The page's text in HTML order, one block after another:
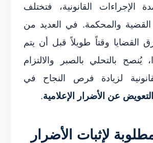
الإجراءات القانونية، فتختلف
والمحكمة. في العديد من
القضايا وقتاً طويلاً قبل أن يتم
يُنصح بالتحلي بالصبر والالتزام
لزيادة فرص النجاح في
التعويض عن الأضرار الإعلامية.
لإثبات الأضرار